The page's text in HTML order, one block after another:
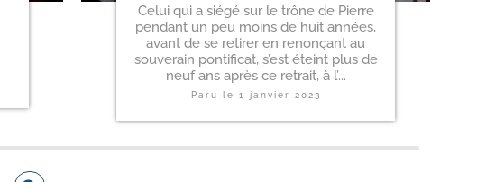
Celui qui a siégé sur le trône de Pierre
pendant un peu moins de huit années,
avant de se retirer en renonçant au
souverain pontificat, s’est éteint plus de
neuf ans après ce retrait, à l’...
Paru le 1 janvier 2023